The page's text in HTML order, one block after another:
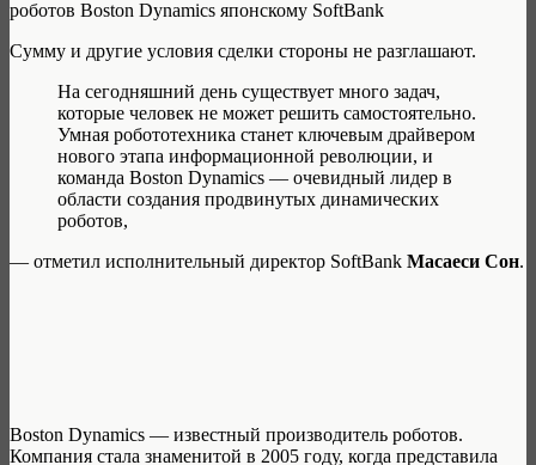
Сумму и другие условия сделки стороны не разглашают.
На сегодняшний день существует много задач,
которые человек не может решить самостоятельно.
Умная робототехника станет ключевым драйвером
нового этапа информационной революции, и
команда Boston Dynamics — очевидный лидер в
области создания продвинутых динамических
роботов,
— отметил исполнительный директор SoftBank Масаеси Сон.
Boston Dynamics — известный производитель роботов.
Компания стала знаменитой в 2005 году, когда представила